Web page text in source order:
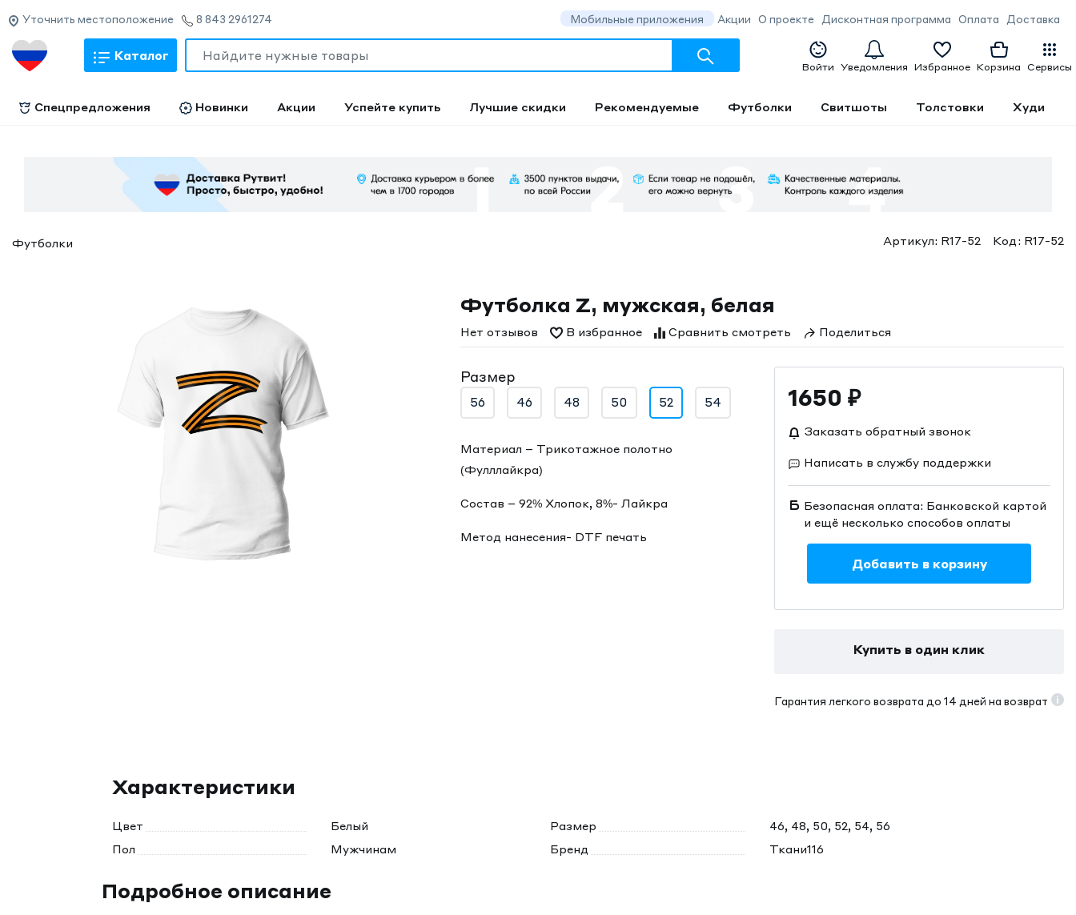
Уточнить местоположение 8 843 2961274 Мобильные приложения Акции О проекте Дисконтная программа Оплата Доставка
Каталог
Войти Уведомления Избранное Корзина Сервисы
Спецпредложения Новинки Акции Успейте купить Лучшие скидки Рекомендуемые Футболки Свитшоты Толстовки Худи
Футболки Артикул: R17-52 Код: R17-52
Футболка Z, мужская, белая
Нет отзывов В избранное Сравнить смотреть Поделиться
Размер
56 46 48 50 52 54
Материал – Трикотажное полотно
(Фулллайкра)
Состав – 92% Хлопок, 8%- Лайкра
Метод нанесения- DTF печать
1650 ₽
Заказать обратный звонок
Написать в службу поддержки
Безопасная оплата: Банковской картой
и ещё несколько способов оплаты
Добавить в корзину
Купить в один клик
Гарантия легкого возврата до 14 дней на возврат
Характеристики
Цвет Белый Размер
46, 48, 50, 52, 54, 56
Пол
Мужчинам Бренд Ткани116
Подробное описание